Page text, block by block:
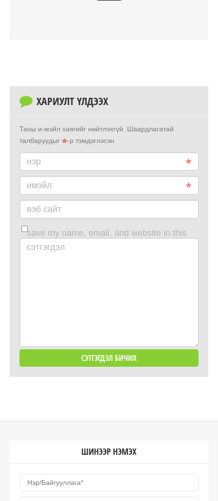
ХАРИУЛТ ҮЛДЭЭХ
Таны и-мэйл хаягийг нийтлэхгүй.
Шаардлагатай
талбаруудыг
-р тэмдэглэсэн
нэр
имэйл
вэб сайт
save my name, email, and website in this
browser for the next time i comment.
сэтгэгдэл
ШИНЭЭР НЭМЭХ